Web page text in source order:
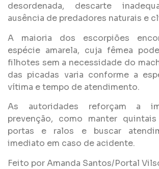
desordenada, descarte
ausência de predadores naturais e
A maioria dos escorpiões
espécie amarela, cuja fêmea
filhotes sem a necessidade do
das picadas varia conforme a
vítima e tempo de atendimento.
As autoridades reforçam a
prevenção, como manter
portas e ralos e buscar
imediato em caso de acidente.
Feito por Amanda Santos/Portal